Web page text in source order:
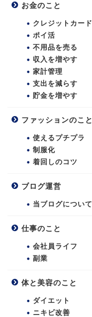
お金のこと
クレジットカード
ポイ活
不用品を売る
収入を増やす
家計管理
支出を減らす
貯金を増やす
ファッションのこと
使えるプチプラ
制服化
着回しのコツ
ブログ運営
当ブログについて
仕事のこと
会社員ライフ
副業
体と美容のこと
ダイエット
ニキビ改善